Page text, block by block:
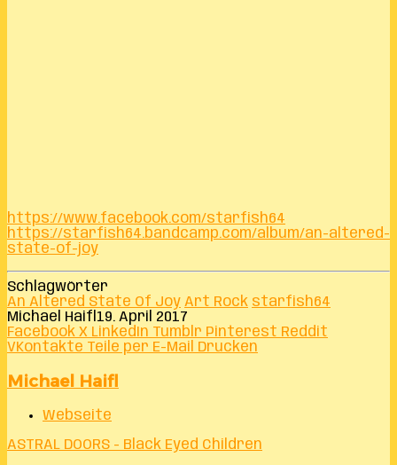
https://www.facebook.com/starfish64
https://starfish64.bandcamp.com/album/an-altered-
state-of-joy
Schlagwörter
An Altered State Of Joy Art Rock starfish64
Michael Haifl 19. April 2017
Facebook X LinkedIn Tumblr Pinterest Reddit
VKontakte Teile per E-Mail Drucken
Michael Haifl
Webseite
ASTRAL DOORS - Black Eyed Children